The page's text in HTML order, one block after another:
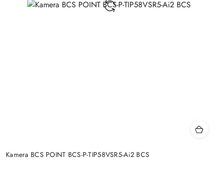
Kamera BCS POINT BCS-P-TIP58VSR5-Ai2 BCS